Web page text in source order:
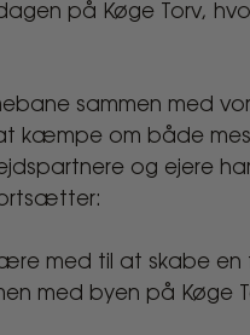
på Køge Torv,
sammen med
kæmpe om både
og ejere
med til at skabe en
med byen på Køge